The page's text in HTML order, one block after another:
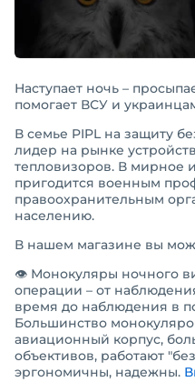
Наступает ночь –
помогает ВСУ и
В семье PIPL на защиту
лидер на рынке
тепловизоров. В мирное
пригодится военным
правоохранительным
населению.
В нашем магазине вы
👁 Монокуляры ночного
операции – от
время до наблюдения в
Большинство
авиационный корпус,
объективов, работают
эргономичны, надежны.